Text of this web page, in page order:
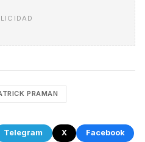
PRAMAN
Telegram X
Facebook